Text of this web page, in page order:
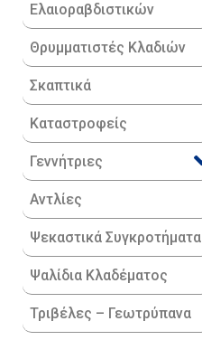
Ελαιοραβδιστικών
Θρυμματιστές Κλαδιών
Σκαπτικά
Καταστροφείς
Γεννήτριες
Αντλίες
Ψεκαστικά Συγκροτήματα
Ψαλίδια Κλαδέματος
Τριβέλες – Γεωτρύπανα